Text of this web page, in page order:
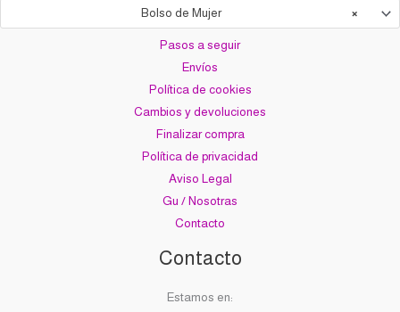
×
Bolso de Mujer
Pasos a seguir
Envíos
Política de cookies
Cambios y devoluciones
Finalizar compra
Política de privacidad
Aviso Legal
Gu / Nosotras
Contacto
Contacto
Estamos en: